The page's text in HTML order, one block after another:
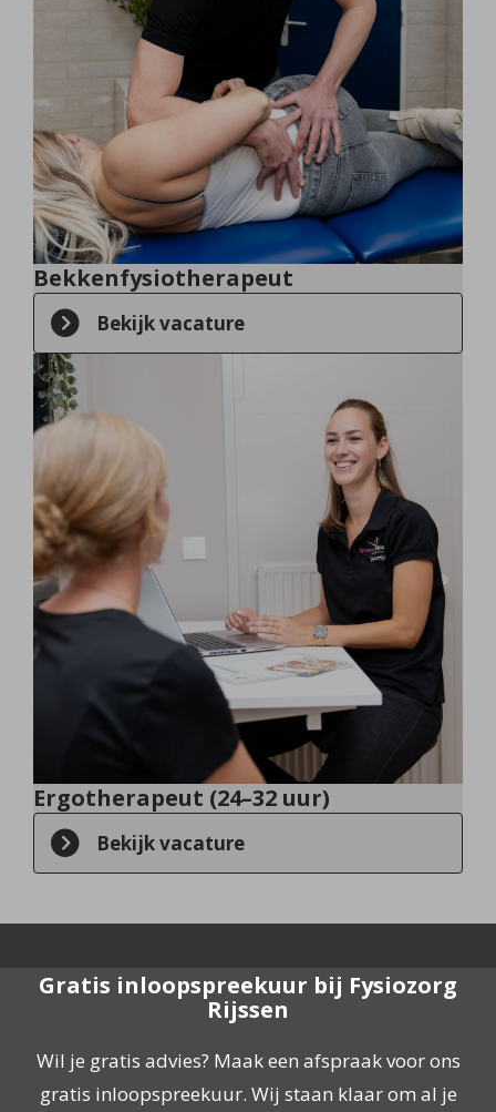
Bekkenfysiotherapeut
Bekijk vacature
Ergotherapeut (24–32 uur)
Bekijk vacature
Gratis inloopspreekuur bij Fysiozorg
Rijssen
Wil je gratis advies? Maak een afspraak voor ons
gratis inloopspreekuur. Wij staan klaar om al je